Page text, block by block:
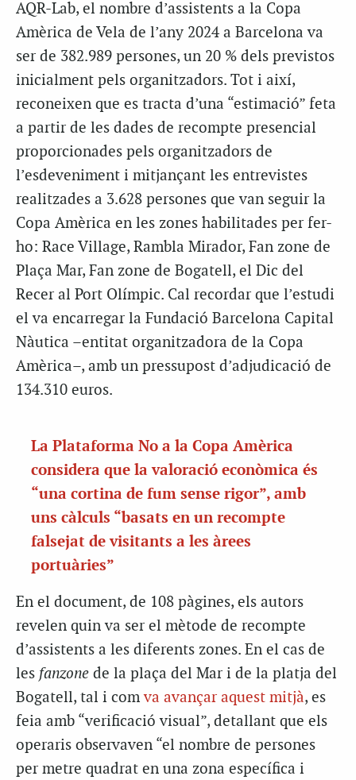
AQR-Lab, el nombre d’assistents a la Copa
Amèrica de Vela de l’any 2024 a Barcelona va
ser de 382.989 persones, un 20 % dels previstos
inicialment pels organitzadors. Tot i així,
reconeixen que es tracta d’una “estimació” feta
a partir de les dades de recompte presencial
proporcionades pels organitzadors de
l’esdeveniment i mitjançant les entrevistes
realitzades a 3.628 persones que van seguir la
Copa Amèrica en les zones habilitades per fer-
ho: Race Village, Rambla Mirador, Fan zone de
Plaça Mar, Fan zone de Bogatell, el Dic del
Recer al Port Olímpic. Cal recordar que l’estudi
el va encarregar la Fundació Barcelona Capital
Nàutica –entitat organitzadora de la Copa
Amèrica–, amb un pressupost d’adjudicació de
134.310 euros.
La Plataforma No a la Copa Amèrica
considera que la valoració econòmica és
“una cortina de fum sense rigor”, amb
uns càlculs “basats en un recompte
falsejat de visitants a les àrees
portuàries”
En el document, de 108 pàgines, els autors
revelen quin va ser el mètode de recompte
d’assistents a les diferents zones. En el cas de
les fanzone de la plaça del Mar i de la platja del
Bogatell, tal i comva avançar aquest mitjà, es
feia amb “verificació visual”, detallant que els
operaris observaven “el nombre de persones
per metre quadrat en una zona específica i